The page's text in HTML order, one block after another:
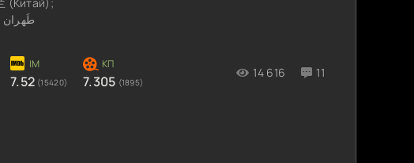
7.52 (15420) 7.305 (1895)
14 616 11